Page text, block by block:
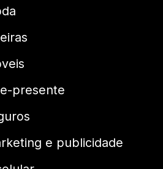
presente
e publicidade